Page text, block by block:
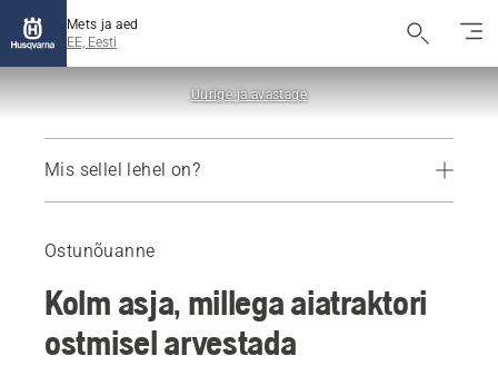
Mets ja aed
EE, Eesti
Uurige ja avastage
Mis sellel lehel on?
Ostunõuanne
Kolm asja, millega aiatraktori
ostmisel arvestada